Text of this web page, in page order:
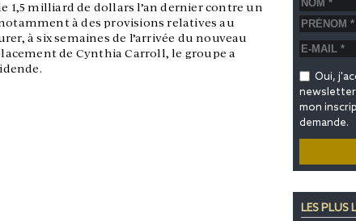
1,5 milliard de dollars l’an dernier contre un
à des provisions relatives au
à six semaines de l’arrivée du nouveau
de Cynthia Carroll, le groupe a
Oui,
newsletter
mon
demande.
LES PLUS